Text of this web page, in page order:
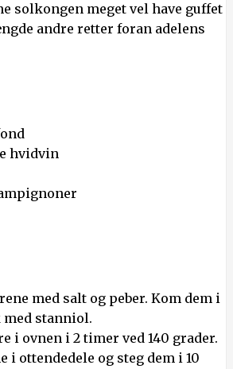
solkongen meget vel have guffet
andre retter foran adelens
hvidvin
med salt og peber. Kom dem i
med stanniol.
i ovnen i 2 timer ved 140 grader.
i ottendedele og steg dem i 10